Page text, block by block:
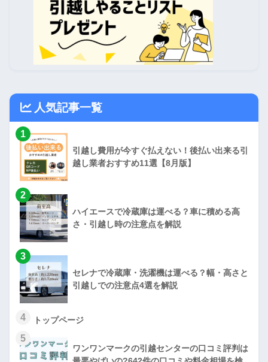
人気記事一覧
1
引越し費用が今すぐ払えない！後払い出来る引
越し業者おすすめ11選【8月版】
2
ハイエースで冷蔵庫は運べる？車に積める高
さ・引越し時の注意点を解説
3
セレナで冷蔵庫・洗濯機は運べる？幅・高さと
引越しでの注意点4選を解説
4 トップページ
5
ワンワンマークの引越センターの口コミ評判は